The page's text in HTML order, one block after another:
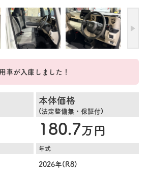
車が入庫しました！
本体価格
(法定整備無・保証付)
180.7万円
年式
2026年(R8)